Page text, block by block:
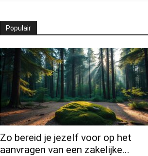
Populair
Zo bereid je jezelf voor op het
aanvragen van een zakelijke...